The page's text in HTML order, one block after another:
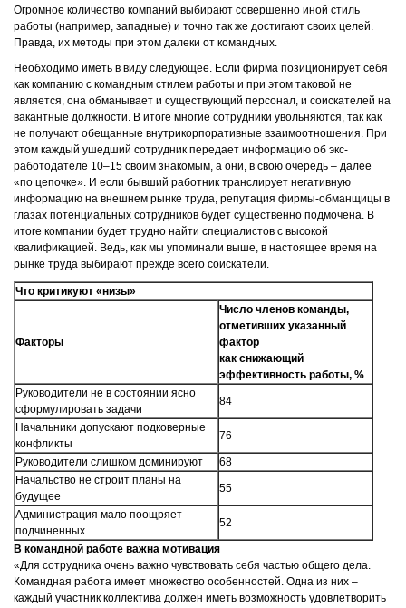
Огромное количество компаний выбирают совершенно иной стиль
работы (например, западные) и точно так же достигают своих целей.
Правда, их методы при этом далеки от командных.
Необходимо иметь в виду следующее. Если фирма позиционирует себя
как компанию с командным стилем работы и при этом таковой не
является, она обманывает и существующий персонал, и соискателей на
вакантные должности. В итоге многие сотрудники увольняются, так как
не получают обещанные внутрикорпоративные взаимоотношения. При
этом каждый ушедший сотрудник передает информацию об экс-
работодателе 10–15 своим знакомым, а они, в свою очередь – далее
«по цепочке». И если бывший работник транслирует негативную
информацию на внешнем рынке труда, репутация фирмы-обманщицы в
глазах потенциальных сотрудников будет существенно подмочена. В
итоге компании будет трудно найти специалистов с высокой
квалификацией. Ведь, как мы упоминали выше, в настоящее время на
рынке труда выбирают прежде всего соискатели.
Что критикуют «низы»
Факторы
Число членов команды,
отметивших указанный
фактор
как снижающий
эффективность работы, %
Руководители не в состоянии ясно
сформулировать задачи
84
Начальники допускают подковерные
конфликты
76
Руководители слишком доминируют
68
Начальство не строит планы на
будущее
55
Администрация мало поощряет
подчиненных
52
В командной работе важна мотивация
«Для сотрудника очень важно чувствовать себя частью общего дела.
Командная работа имеет множество особенностей. Одна из них –
каждый участник коллектива должен иметь возможность удовлетворить